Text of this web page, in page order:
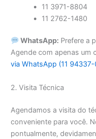
11 3971-8804
11 2762-1480
WhatsApp: Prefere a
Agende com apenas um
via WhatsApp (11
2. Visita Técnica
Agendamos a visita do
conveniente para você.
pontualmente,